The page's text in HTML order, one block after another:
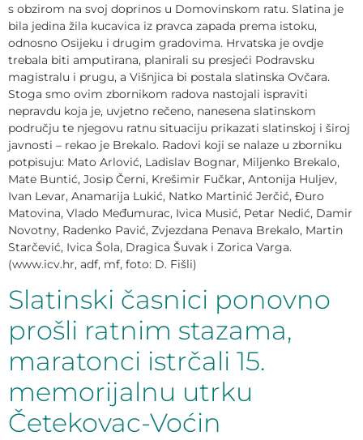
s obzirom na svoj doprinos u Domovinskom ratu. Slatina je
bila jedina žila kucavica iz pravca zapada prema istoku,
odnosno Osijeku i drugim gradovima. Hrvatska je ovdje
trebala biti amputirana, planirali su presjeći Podravsku
magistralu i prugu, a Višnjica bi postala slatinska Ovčara.
Stoga smo ovim zbornikom radova nastojali ispraviti
nepravdu koja je, uvjetno rečeno, nanesena slatinskom
području te njegovu ratnu situaciju prikazati slatinskoj i široj
javnosti – rekao je Brekalo. Radovi koji se nalaze u zborniku
potpisuju: Mato Arlović, Ladislav Bognar, Miljenko Brekalo,
Mate Buntić, Josip Černi, Krešimir Fučkar, Antonija Huljev,
Ivan Levar, Anamarija Lukić, Natko Martinić Jerčić, Đuro
Matovina, Vlado Međumurac, Ivica Musić, Petar Nedić, Damir
Novotny, Radenko Pavić, Zvjezdana Penava Brekalo, Martin
Starčević, Ivica Šola, Dragica Šuvak i Zorica Varga.
(www.icv.hr, adf, mf, foto: D. Fišli)
Slatinski časnici ponovno
prošli ratnim stazama,
maratonci istrčali 15.
memorijalnu utrku
Četekovac-Voćin